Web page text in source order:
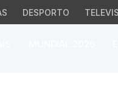
DESPORTO